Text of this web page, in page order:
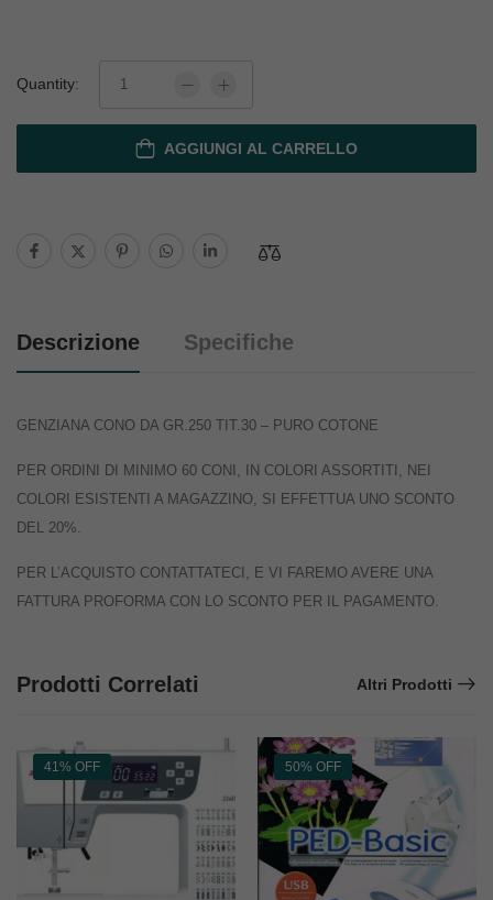
Quantity:
AGGIUNGI AL CARRELLO
Descrizione Specifiche
GENZIANA CONO DA GR.250 TIT.30 – PURO COTONE
PER ORDINI DI MINIMO 60 CONI, IN COLORI ASSORTITI, NEI
COLORI ESISTENTI A MAGAZZINO, SI EFFETTUA UNO SCONTO
DEL 20%.
PER L’ACQUISTO CONTATTATECI, E VI FAREMO AVERE UNA
FATTURA PROFORMA CON LO SCONTO PER IL PAGAMENTO.
Prodotti Correlati Altri Prodotti
41% OFF 50% OFF